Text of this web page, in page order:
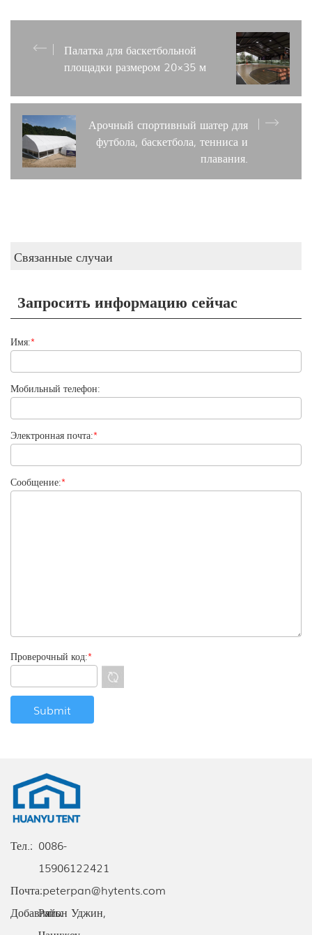
Палатка для баскетбольной
площадки размером 20×35 м
Арочный спортивный шатер для
футбола, баскетбола, тенниса и
плавания.
Связанные случаи
Запросить информацию сейчас
Имя:*
Мобильный телефон:
Электронная почта:*
Сообщение:*
Проверочный код:*
Добавлять:Район Уджин,
Тел.: 0086-
15906122421
Почта:peterpan@hytents.com